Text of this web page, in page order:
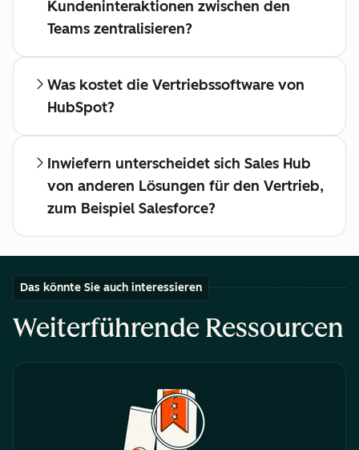
Kundeninteraktionen zwischen den
Teams zentralisieren?
Was kostet die Vertriebssoftware von
HubSpot?
Inwiefern unterscheidet sich Sales Hub
von anderen Lösungen für den Vertrieb,
zum Beispiel Salesforce?
Das könnte Sie auch interessieren
Weiterführende Ressourcen